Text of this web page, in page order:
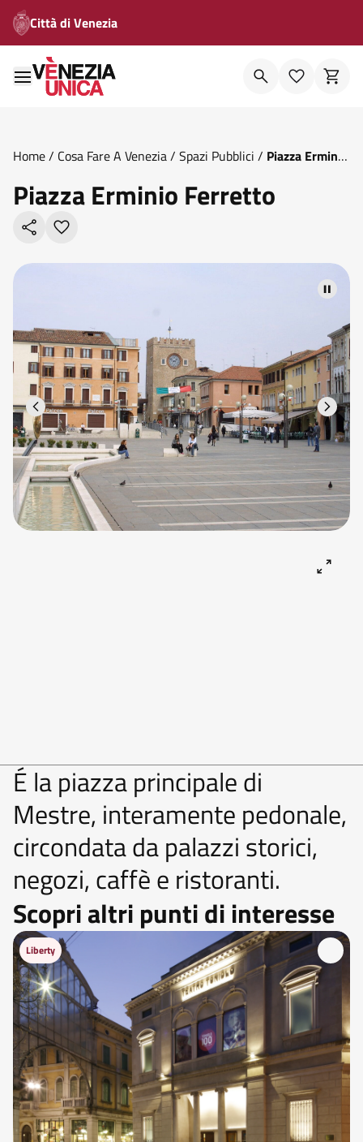
Città di Venezia
Home/ Cosa Fare A Venezia/ Spazi Pubblici / Piazza Erminio
Piazza Erminio Ferretto
É la piazza principale di
Mestre, interamente pedonale,
circondata da palazzi storici,
negozi, caffè e ristoranti.
Scopri altri punti di interesse
Liberty